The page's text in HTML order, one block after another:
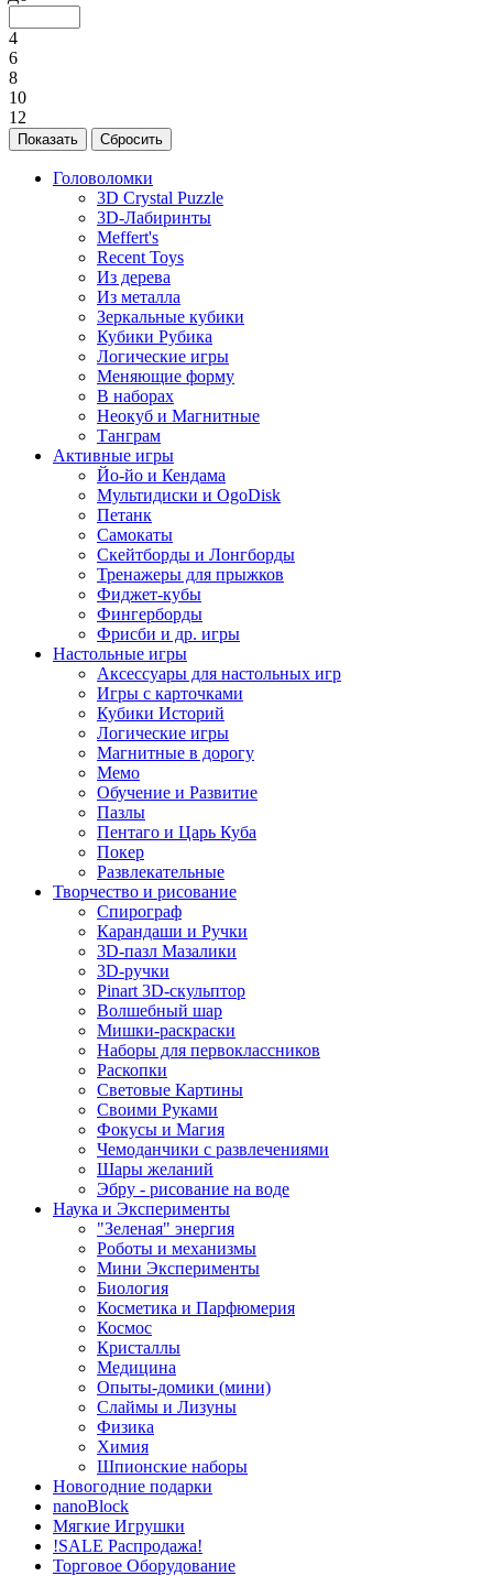
4
6
8
10
12
Головоломки
3D Crystal Puzzle
3D-Лабиринты
Meffert's
Recent Toys
Из дерева
Из металла
Зеркальные кубики
Кубики Рубика
Логические игры
Меняющие форму
В наборах
Неокуб и Магнитные
Танграм
Активные игры
Йо-йо и Кендама
Мультидиски и OgoDisk
Петанк
Самокаты
Скейтборды и Лонгборды
Тренажеры для прыжков
Фиджет-кубы
Фингерборды
Фрисби и др. игры
Настольные игры
Аксессуары для настольных игр
Игры с карточками
Кубики Историй
Логические игры
Магнитные в дорогу
Мемо
Обучение и Развитие
Пазлы
Пентаго и Царь Куба
Покер
Развлекательные
Творчество и рисование
Спирограф
Карандаши и Ручки
3D-пазл Мазалики
3D-ручки
Pinart 3D-скульптор
Волшебный шар
Мишки-раскраски
Наборы для первоклассников
Раскопки
Световые Картины
Своими Руками
Фокусы и Магия
Чемоданчики с развлечениями
Шары желаний
Эбру - рисование на воде
Наука и Эксперименты
"Зеленая" энергия
Роботы и механизмы
Мини Эксперименты
Биология
Косметика и Парфюмерия
Космос
Кристаллы
Медицина
Опыты-домики (мини)
Слаймы и Лизуны
Физика
Химия
Шпионские наборы
Новогодние подарки
nanoBlock
Мягкие Игрушки
!SALE Распродажа!
Торговое Оборудование